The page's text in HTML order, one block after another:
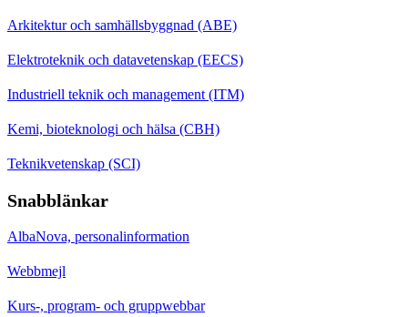
Arkitektur och samhällsbyggnad (ABE)
Elektroteknik och datavetenskap (EECS)
Industriell teknik och management (ITM)
Kemi, bioteknologi och hälsa (CBH)
Teknikvetenskap (SCI)
Snabblänkar
AlbaNova, personalinformation
Webbmejl
Kurs-, program- och gruppwebbar